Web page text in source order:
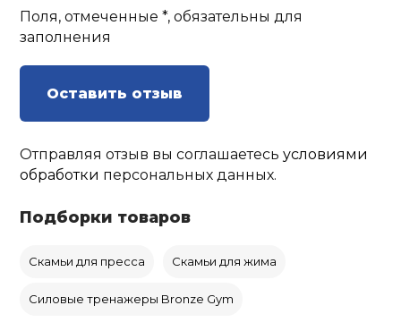
Поля, отмеченные *, обязательны для
заполнения
Оставить отзыв
Отправляя отзыв вы соглашаетесьусловиями
обработки персональных данных.
Подборки товаров
Скамьи для пресса Скамьи для жима
Силовые тренажеры Bronze Gym